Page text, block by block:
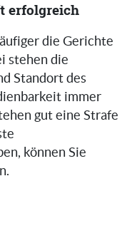
erfolgreich
die Gerichte
stehen die
Standort des
immer
gut eine Strafe
können Sie